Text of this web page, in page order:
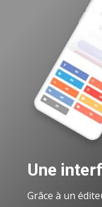
Une
Grâce à un